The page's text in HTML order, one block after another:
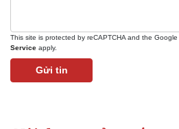
This site is protected by reCAPTCHA and the Google
Service apply.
Gửi tin